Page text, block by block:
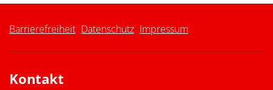
Barrierefreiheit Datenschutz Impressum
Kontakt